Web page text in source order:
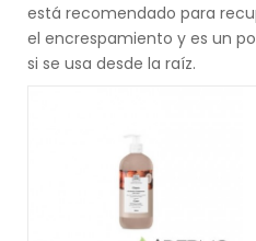
está recomendado para
el encrespamiento y es un
si se usa desde la raíz.